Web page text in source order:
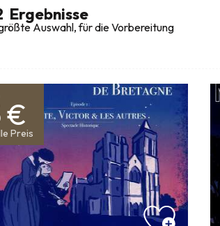
Ergebnisse
Auswahl, für die Vorbereitung
€
Preis